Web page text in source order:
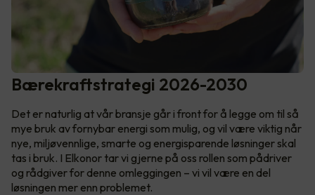
Bærekraftstrategi 2026-2030
Det er naturlig at vår bransje går i front for å legge om til så
mye bruk av fornybar energi som mulig, og vil være viktig når
nye, miljøvennlige, smarte og energisparende løsninger skal
tas i bruk. I Elkonor tar vi gjerne på oss rollen som pådriver
og rådgiver for denne omleggingen – vi vil være en del
løsningen mer enn problemet.